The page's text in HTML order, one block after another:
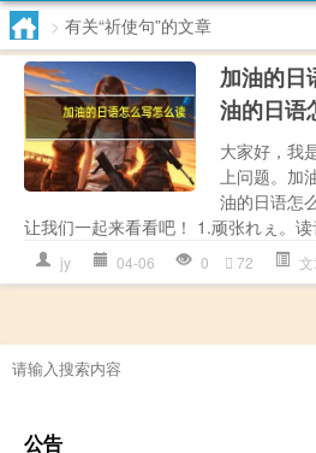
> 有关“祈使句”的文章
加油的日
油的日语
大家好，我
上问题。加
油的日语怎
让我们一起来看看吧！ 1.顽张れぇ。
jy 04-06 0 72
公告